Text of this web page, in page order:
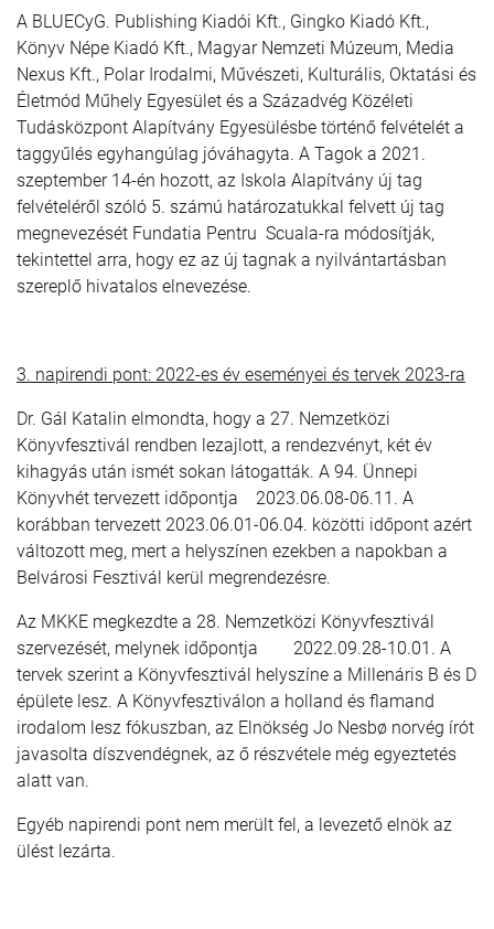
A BLUECyG. Publishing Kiadói Kft., Gingko Kiadó Kft.,
Könyv Népe Kiadó Kft., Magyar Nemzeti Múzeum, Media
Nexus Kft., Polar Irodalmi, Művészeti, Kulturális, Oktatási és
Életmód Műhely Egyesület és a Századvég Közéleti
Tudásközpont Alapítvány Egyesülésbe történő felvételét a
taggyűlés egyhangúlag jóváhagyta. A Tagok a 2021.
szeptember 14-én hozott, az Iskola Alapítvány új tag
felvételéről szóló 5. számú határozatukkal felvett új tag
megnevezését Fundatia Pentru Scuala-ra módosítják,
tekintettel arra, hogy ez az új tagnak a nyilvántartásban
szereplő hivatalos elnevezése.
3. napirendi pont: 2022-es év eseményei és tervek 2023-ra
Dr. Gál Katalin elmondta, hogy a 27. Nemzetközi
Könyvfesztivál rendben lezajlott, a rendezvényt, két év
kihagyás után ismét sokan látogatták. A 94. Ünnepi
Könyvhét tervezett időpontja 2023.06.08-06.11. A
korábban tervezett 2023.06.01-06.04. közötti időpont azért
változott meg, mert a helyszínen ezekben a napokban a
Belvárosi Fesztivál kerül megrendezésre.
Az MKKE megkezdte a 28. Nemzetközi Könyvfesztivál
szervezését, melynek időpontja 2022.09.28-10.01. A
tervek szerint a Könyvfesztivál helyszíne a Millenáris B és D
épülete lesz. A Könyvfesztiválon a holland és flamand
irodalom lesz fókuszban, az Elnökség Jo Nesbø norvég írót
javasolta díszvendégnek, az ő részvétele még egyeztetés
alatt van.
Egyéb napirendi pont nem merült fel, a levezető elnök az
ülést lezárta.